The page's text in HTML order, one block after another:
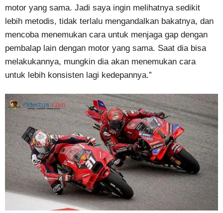
motor yang sama. Jadi saya ingin melihatnya sedikit
lebih metodis, tidak terlalu mengandalkan bakatnya, dan
mencoba menemukan cara untuk menjaga gap dengan
pembalap lain dengan motor yang sama. Saat dia bisa
melakukannya, mungkin dia akan menemukan cara
untuk lebih konsisten lagi kedepannya.”